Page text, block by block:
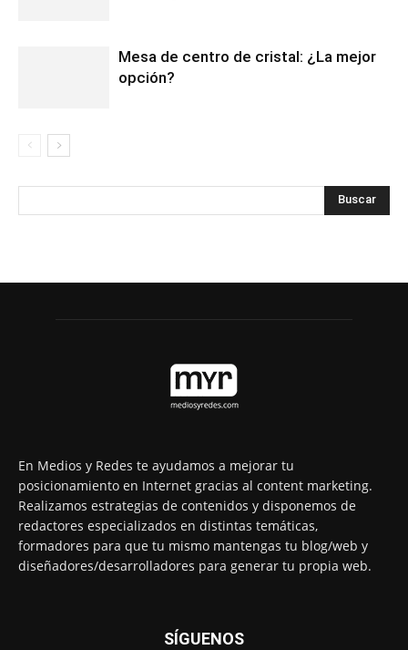
Mesa de centro de cristal: ¿La mejor
opción?
En Medios y Redes te ayudamos a mejorar tu
posicionamiento en Internet gracias al content marketing.
Realizamos estrategias de contenidos y disponemos de
redactores especializados en distintas temáticas,
formadores para que tu mismo mantengas tu blog/web y
diseñadores/desarrolladores para generar tu propia web.
SÍGUENOS